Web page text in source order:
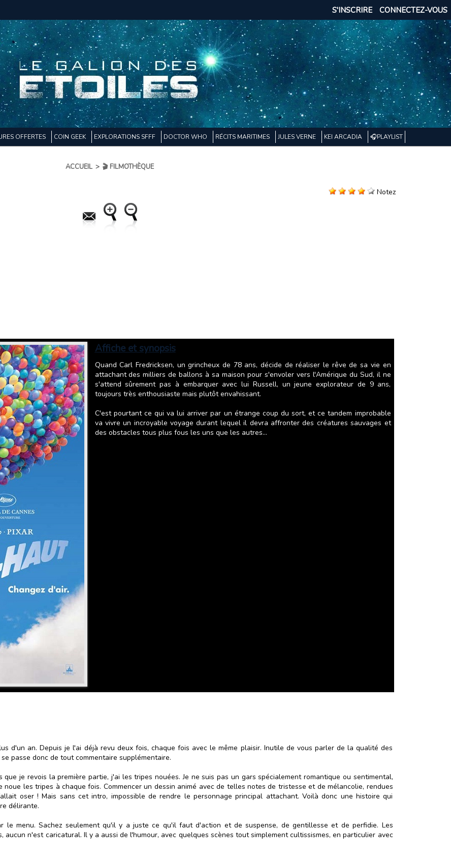
CONNECTEZ-VOUS
S'INSCRIRE
OFFERTES COIN GEEK EXPLORATIONS SFFF DOCTOR WHO RÉCITS MARITIMES JULES VERNE KEI ARCADIA 🎧PLAYLIST
ACCUEIL > 🎬 FILMOTHÈQUE
Notez
Affiche et synopsis
Quand Carl Fredricksen, un grincheux de 78 ans, décide de réaliser le rêve de sa vie en
attachant des milliers de ballons à sa maison pour s'envoler vers l'Amérique du Sud, il ne
s'attend sûrement pas à embarquer avec lui Russell, un jeune explorateur de 9 ans,
toujours très enthousiaste mais plutôt envahissant.
C'est pourtant ce qui va lui arriver par un étrange coup du sort, et ce tandem improbable
va vivre un incroyable voyage durant lequel il devra affronter des créatures sauvages et
des obstacles tous plus fous les uns que les autres...
d'un an. Depuis je l'ai déjà revu deux fois, chaque fois avec le même plaisir. Inutile de vous parler de la qualité des
passe donc de tout commentaire supplémentaire.
je revois la première partie, j'ai les tripes nouées. Je ne suis pas un gars spécialement romantique ou sentimental,
les tripes à chaque fois. Commencer un dessin animé avec de telles notes de tristesse et de mélancolie, rendues
oser ! Mais sans cet intro, impossible de rendre le personnage principal attachant. Voilà donc une histoire qui
délirante.
le menu. Sachez seulement qu'il y a juste ce qu'il faut d'action et de suspense, de gentillesse et de perfidie. Les
n'est caricatural. Il y a aussi de l'humour, avec quelques scènes tout simplement cultissismes, en particulier avec